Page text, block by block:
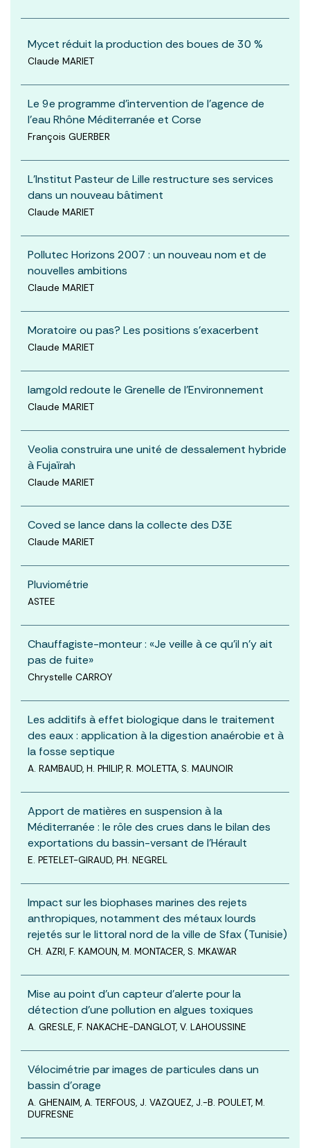
Mycet réduit la production des boues de 30 %
Claude MARIET
Le 9e programme d’intervention de l’agence de
l’eau Rhône Méditerranée et Corse
François GUERBER
L’Institut Pasteur de Lille restructure ses services
dans un nouveau bâtiment
Claude MARIET
Pollutec Horizons 2007 : un nouveau nom et de
nouvelles ambitions
Claude MARIET
Moratoire ou pas? Les positions s’exacerbent
Claude MARIET
Iamgold redoute le Grenelle de l’Environnement
Claude MARIET
Veolia construira une unité de dessalement hybride
à Fujaïrah
Claude MARIET
Coved se lance dans la collecte des D3E
Claude MARIET
Pluviométrie
ASTEE
Chauffagiste-monteur : «Je veille à ce qu’il n’y ait
pas de fuite»
Chrystelle CARROY
Les additifs à effet biologique dans le traitement
des eaux : application à la digestion anaérobie et à
la fosse septique
A. RAMBAUD, H. PHILIP, R. MOLETTA, S. MAUNOIR
Apport de matières en suspension à la
Méditerranée : le rôle des crues dans le bilan des
exportations du bassin-versant de l’Hérault
E. PETELET-GIRAUD, PH. NEGREL
Impact sur les biophases marines des rejets
anthropiques, notamment des métaux lourds
rejetés sur le littoral nord de la ville de Sfax (Tunisie)
CH. AZRI, F. KAMOUN, M. MONTACER, S. MKAWAR
Mise au point d’un capteur d’alerte pour la
détection d’une pollution en algues toxiques
A. GRESLE, F. NAKACHE-DANGLOT, V. LAHOUSSINE
Vélocimétrie par images de particules dans un
bassin d’orage
A. GHENAIM, A. TERFOUS, J. VAZQUEZ, J.-B. POULET, M.
DUFRESNE